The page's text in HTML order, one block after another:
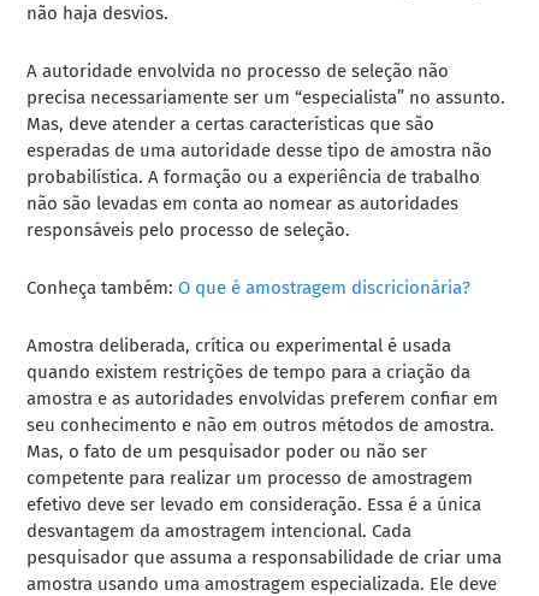
não haja desvios.
A autoridade envolvida no processo de seleção não
precisa necessariamente ser um “especialista” no assunto.
Mas, deve atender a certas características que são
esperadas de uma autoridade desse tipo de amostra não
probabilística. A formação ou a experiência de trabalho
não são levadas em conta ao nomear as autoridades
responsáveis pelo processo de seleção.
Conheça também:O que é amostragem discricionária?
Amostra deliberada, crítica ou experimental é usada
quando existem restrições de tempo para a criação da
amostra e as autoridades envolvidas preferem confiar em
seu conhecimento e não em outros métodos de amostra.
Mas, o fato de um pesquisador poder ou não ser
competente para realizar um processo de amostragem
efetivo deve ser levado em consideração. Essa é a única
desvantagem da amostragem intencional. Cada
pesquisador que assuma a responsabilidade de criar uma
amostra usando uma amostragem especializada. Ele deve